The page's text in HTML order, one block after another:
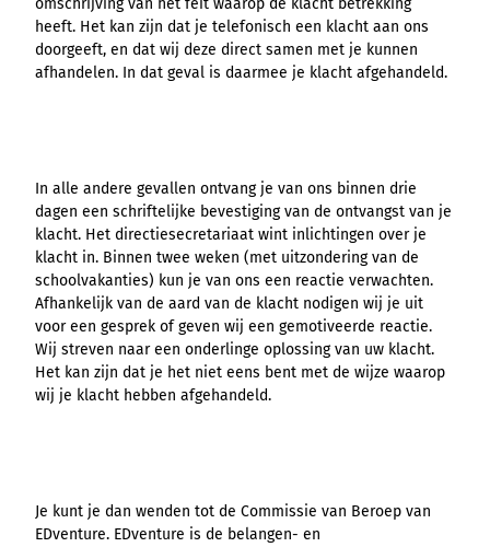
omschrijving van het feit waarop de klacht betrekking
heeft. Het kan zijn dat je telefonisch een klacht aan ons
doorgeeft, en dat wij deze direct samen met je kunnen
afhandelen. In dat geval is daarmee je klacht afgehandeld.
In alle andere gevallen ontvang je van ons binnen drie
dagen een schriftelijke bevestiging van de ontvangst van je
klacht. Het directiesecretariaat wint inlichtingen over je
klacht in. Binnen twee weken (met uitzondering van de
schoolvakanties) kun je van ons een reactie verwachten.
Afhankelijk van de aard van de klacht nodigen wij je uit
voor een gesprek of geven wij een gemotiveerde reactie.
Wij streven naar een onderlinge oplossing van uw klacht.
Het kan zijn dat je het niet eens bent met de wijze waarop
wij je klacht hebben afgehandeld.
Je kunt je dan wenden tot de Commissie van Beroep van
EDventure. EDventure is de belangen- en